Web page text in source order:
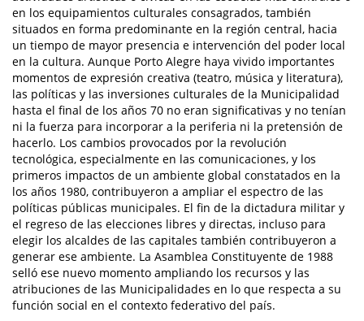
en los equipamientos culturales consagrados, también
situados en forma predominante en la región central, hacia
un tiempo de mayor presencia e intervención del poder local
en la cultura. Aunque Porto Alegre haya vivido importantes
momentos de expresión creativa (teatro, música y literatura),
las políticas y las inversiones culturales de la Municipalidad
hasta el final de los años 70 no eran significativas y no tenían
ni la fuerza para incorporar a la periferia ni la pretensión de
hacerlo. Los cambios provocados por la revolución
tecnológica, especialmente en las comunicaciones, y los
primeros impactos de un ambiente global constatados en la
los años 1980, contribuyeron a ampliar el espectro de las
políticas públicas municipales. El fin de la dictadura militar y
el regreso de las elecciones libres y directas, incluso para
elegir los alcaldes de las capitales también contribuyeron a
generar ese ambiente. La Asamblea Constituyente de 1988
selló ese nuevo momento ampliando los recursos y las
atribuciones de las Municipalidades en lo que respecta a su
función social en el contexto federativo del país.